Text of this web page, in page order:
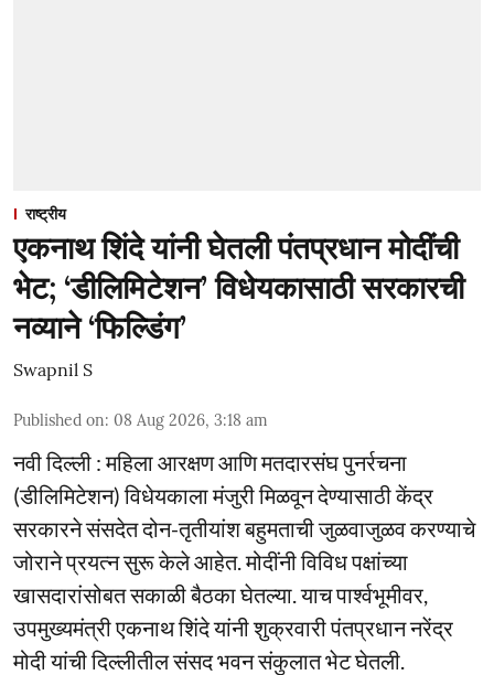
राष्ट्रीय
एकनाथ शिंदे यांनी घेतली पंतप्रधान मोदींची
भेट; ‘डीलिमिटेशन’ विधेयकासाठी सरकारची
नव्याने ‘फिल्डिंग’
Swapnil S
Published on: 08 Aug 2026, 3:18 am
नवी दिल्ली : महिला आरक्षण आणि मतदारसंघ पुनर्रचना
(डीलिमिटेशन) विधेयकाला मंजुरी मिळवून देण्यासाठी केंद्र
सरकारने संसदेत दोन-तृतीयांश बहुमताची जुळवाजुळव करण्याचे
जोराने प्रयत्न सुरू केले आहेत. मोदींनी विविध पक्षांच्या
खासदारांसोबत सकाळी बैठका घेतल्या. याच पार्श्वभूमीवर,
उपमुख्यमंत्री एकनाथ शिंदे यांनी शुक्रवारी पंतप्रधान नरेंद्र
मोदी यांची दिल्लीतील संसद भवन संकुलात भेट घेतली.